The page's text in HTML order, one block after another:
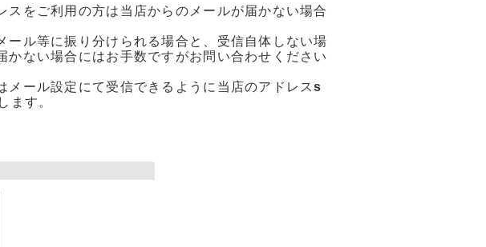
スをご利用の方は当店からのメールが届かない場合
ール等に振り分けられる場合と、受信自体しない場
ない場合にはお手数ですがお問い合わせください
メール設定にて受信できるように当店のアドレスs
ます。